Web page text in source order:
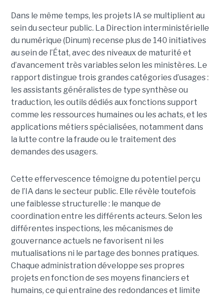
Dans le même temps, les projets IA se multiplient au
sein du secteur public. La Direction interministérielle
du numérique (Dinum) recense plus de 140 initiatives
au sein de l’État, avec des niveaux de maturité et
d’avancement très variables selon les ministères. Le
rapport distingue trois grandes catégories d’usages :
les assistants généralistes de type synthèse ou
traduction, les outils dédiés aux fonctions support
comme les ressources humaines ou les achats, et les
applications métiers spécialisées, notamment dans
la lutte contre la fraude ou le traitement des
demandes des usagers.
Cette effervescence témoigne du potentiel perçu
de l’IA dans le secteur public. Elle révèle toutefois
une faiblesse structurelle : le manque de
coordination entre les différents acteurs. Selon les
différentes inspections, les mécanismes de
gouvernance actuels ne favorisent ni les
mutualisations ni le partage des bonnes pratiques.
Chaque administration développe ses propres
projets en fonction de ses moyens financiers et
humains, ce qui entraîne des redondances et limite